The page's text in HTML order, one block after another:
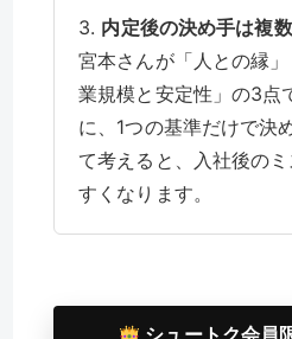
3. 内定後の決め手は複
宮本さんが「人との縁
業規模と安定性」の3点
に、1つの基準だけで決
て考えると、入社後の
すくなります。